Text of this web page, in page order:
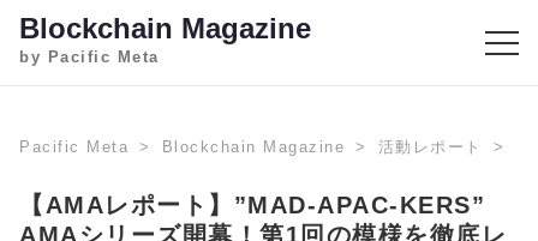
Blockchain Magazine
by Pacific Meta
Pacific Meta Blockchain Magazine 活動レポート
【AMAレポート】”MAD-APAC-KERS”
AMAシリーズ開幕！第1回の模様を徹底レ